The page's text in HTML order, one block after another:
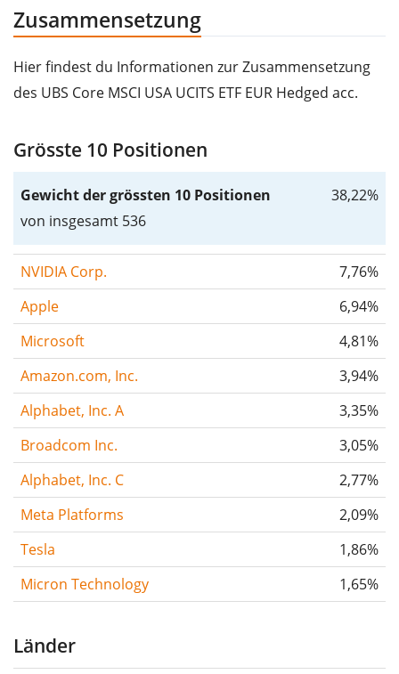
Zusammensetzung
Hier findest du Informationen zur Zusammensetzung
des UBS Core MSCI USA UCITS ETF EUR Hedged acc.
Grösste 10 Positionen
Gewicht der grössten 10 Positionen
von insgesamt 536
38,22%
NVIDIA Corp.
7,76%
Apple
6,94%
Microsoft
4,81%
Amazon.com, Inc.
3,94%
Alphabet, Inc. A
3,35%
Broadcom Inc.
3,05%
Alphabet, Inc. C
2,77%
Meta Platforms
2,09%
Tesla
1,86%
Micron Technology
1,65%
Länder